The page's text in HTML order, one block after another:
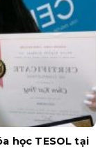
học TESOL tại